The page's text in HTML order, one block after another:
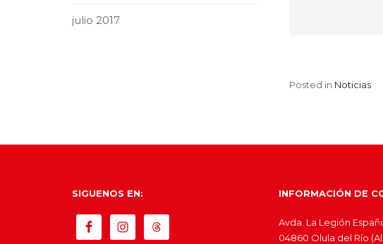
Posted in Noticias
julio 2017
SIGUENOS EN: INFORMACIÓN DE
Avda. La Legión
04860 Olula del Río